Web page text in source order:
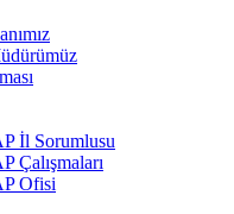
İl Sorumlusu
Çalışmaları
Ofisi